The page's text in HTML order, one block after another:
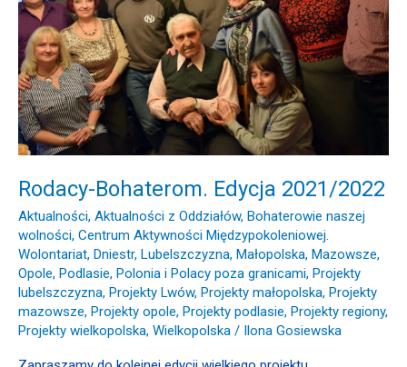
Rodacy-Bohaterom. Edycja 2021/2022
Aktualności, Aktualności z Oddziałów, Bohaterowie naszej
wolności, Centrum Aktywności Międzypokoleniowej.
Wolontariat, Dniestr, Lubelszczyzna, Małopolska, Mazowsze,
Opole, Podlasie, Polonia i Polacy poza granicami, Projekty
lubelszczyzna, Projekty Lwów, Projekty małopolska, Projekty
mazowsze, Projekty opole, Projekty podlasie, Projekty regiony,
Projekty wielkopolska, Wielkopolska / Ilona Gosiewska